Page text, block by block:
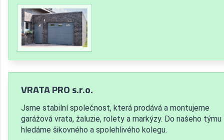
VRATA PRO s.r.o.
Jsme stabilní společnost, která prodává a montujeme
garážová vrata, žaluzie, rolety a markýzy. Do našeho týmu
hledáme šikovného a spolehlivého kolegu.